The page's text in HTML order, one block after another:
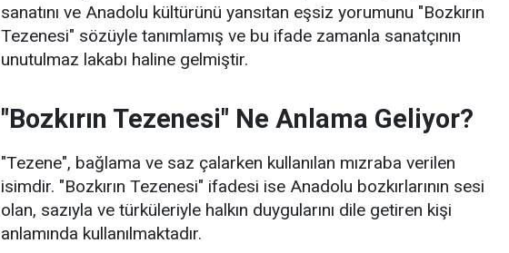
sanatını ve Anadolu kültürünü yansıtan eşsiz yorumunu "Bozkırın
Tezenesi" sözüyle tanımlamış ve bu ifade zamanla sanatçının
unutulmaz lakabı haline gelmiştir.
"Bozkırın Tezenesi" Ne Anlama Geliyor?
"Tezene", bağlama ve saz çalarken kullanılan mızraba verilen
isimdir. "Bozkırın Tezenesi" ifadesi ise Anadolu bozkırlarının sesi
olan, sazıyla ve türküleriyle halkın duygularını dile getiren kişi
anlamında kullanılmaktadır.